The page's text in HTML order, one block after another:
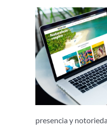
presencia y